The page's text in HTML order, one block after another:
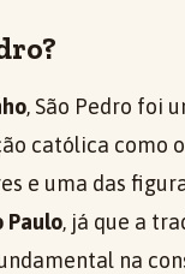
, São Pedro foi
católica como
e uma das
Paulo, já que a
na